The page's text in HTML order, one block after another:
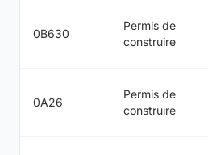
0B630
Permis de
construire
0A26
Permis de
construire